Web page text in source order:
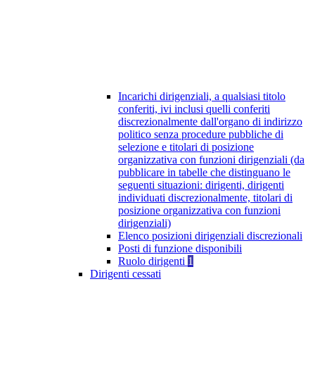
Incarichi dirigenziali, a qualsiasi titolo
conferiti, ivi inclusi quelli conferiti
discrezionalmente dall'organo di indirizzo
politico senza procedure pubbliche di
selezione e titolari di posizione
organizzativa con funzioni dirigenziali (da
pubblicare in tabelle che distinguano le
seguenti situazioni: dirigenti, dirigenti
individuati discrezionalmente, titolari di
posizione organizzativa con funzioni
dirigenziali)
Elenco posizioni dirigenziali discrezionali
Posti di funzione disponibili
Ruolo dirigenti 1
Dirigenti cessati